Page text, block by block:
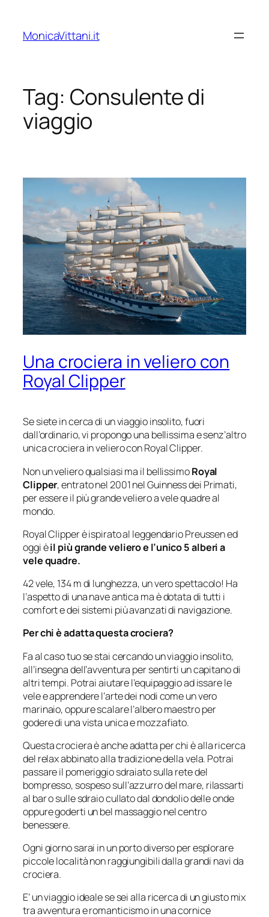
contenuto
MonicaVittani.it
Tag: Consulente di
viaggio
Una crociera in veliero con
Royal Clipper
Se siete in cerca di un viaggio insolito, fuori
dall’ordinario, vi propongo una bellissima e senz’altro
unica crociera in veliero con Royal Clipper.
Non un veliero qualsiasi ma il bellissimoRoyal
Clipper, entrato nel 2001 nel Guinness dei Primati,
per essere il più grande veliero a vele quadre al
mondo.
Royal Clipper è ispirato al leggendario Preussen ed
oggi èil più grande veliero e l’unico 5 alberi a
vele quadre.
42 vele, 134 m di lunghezza, un vero spettacolo! Ha
l’aspetto di una nave antica ma è dotata di tutti i
comfort e dei sistemi più avanzati di navigazione.
Per chi è adatta questa crociera?
Fa al caso tuo se stai cercando un viaggio insolito,
all’insegna dell’avventura per sentirti un capitano di
altri tempi. Potrai aiutare l’equipaggio ad issare le
vele e apprendere l’arte dei nodi come un vero
marinaio, oppure scalare l’albero maestro per
godere di una vista unica e mozzafiato.
Questa crociera è anche adatta per chi è alla ricerca
del relax abbinato alla tradizione della vela. Potrai
passare il pomeriggio sdraiato sulla rete del
bompresso, sospeso sull’azzurro del mare, rilassarti
al bar o sulle sdraio cullato dal dondolio delle onde
oppure goderti un bel massaggio nel centro
benessere.
Ogni giorno sarai in un porto diverso per esplorare
piccole località non raggiungibili dalla grandi navi da
crociera.
E’ un viaggio ideale se sei alla ricerca di un giusto mix
tra avventura e romanticismo in una cornice